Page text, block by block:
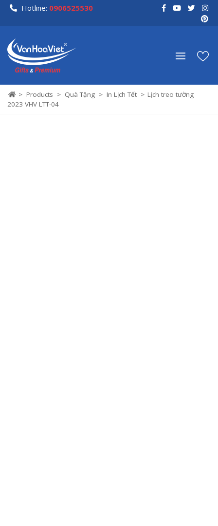
Skip
Hotline: 0906525530
> Products > Quà Tặng > In Lịch Tết > Lịch treo tường
2023 VHV LTT-04